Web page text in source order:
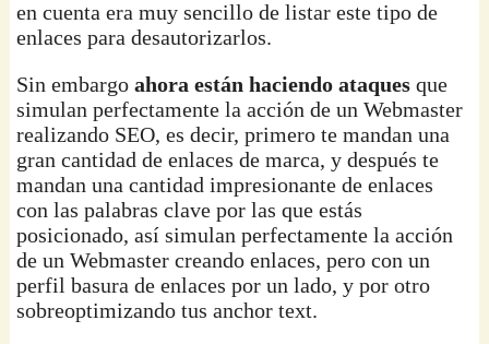
en cuenta era muy sencillo de listar este tipo de
enlaces para desautorizarlos.
Sin embargoahora están haciendo ataques que
simulan perfectamente la acción de un Webmaster
realizando SEO, es decir, primero te mandan una
gran cantidad de enlaces de marca, y después te
mandan una cantidad impresionante de enlaces
con las palabras clave por las que estás
posicionado, así simulan perfectamente la acción
de un Webmaster creando enlaces, pero con un
perfil basura de enlaces por un lado, y por otro
sobreoptimizando tus anchor text.